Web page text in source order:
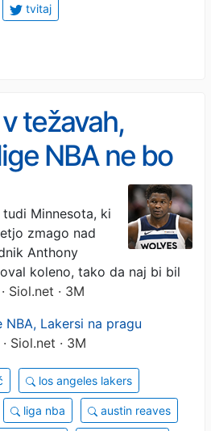
tvitaj
težavah,
NBA ne bo
Minnesota, ki
zmago nad
Anthony
koleno, tako da naj bi bil
· Siol.net · 3M
Lakersi na pragu
· Siol.net · 3M
los angeles lakers
liga nba austin reaves